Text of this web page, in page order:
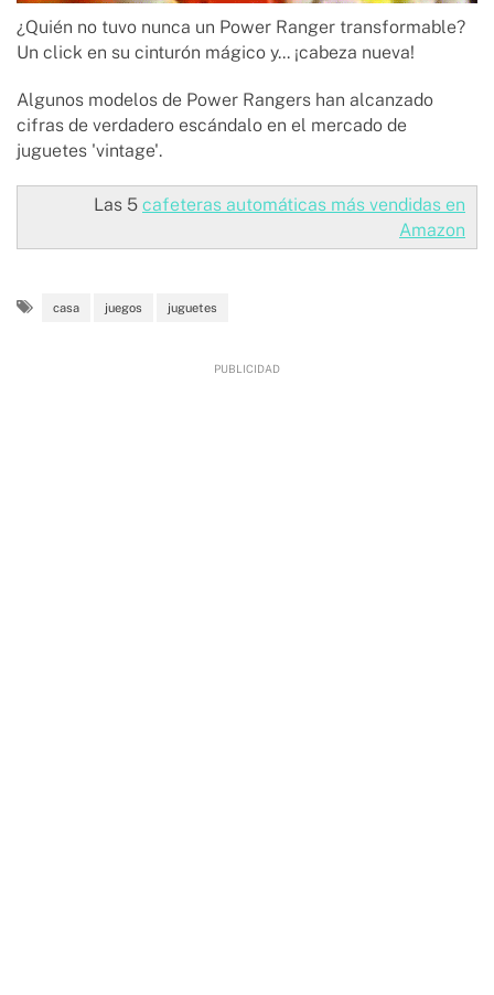
¿Quién no tuvo nunca un Power Ranger transformable?
Un click en su cinturón mágico y... ¡cabeza nueva!
Algunos modelos de Power Rangers han alcanzado
cifras de verdadero escándalo en el mercado de
juguetes 'vintage'.
Las 5 cafeteras automáticas más vendidas en
Amazon
casa juegos juguetes